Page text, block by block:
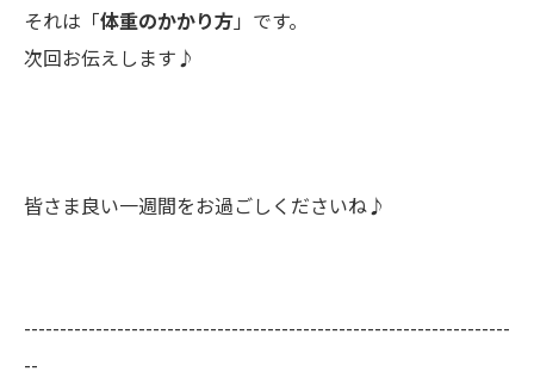
それは「体重のかかり方」です。
次回お伝えします♪
皆さま良い一週間をお過ごしくださいね♪
--------------------------------------------------------------------
--